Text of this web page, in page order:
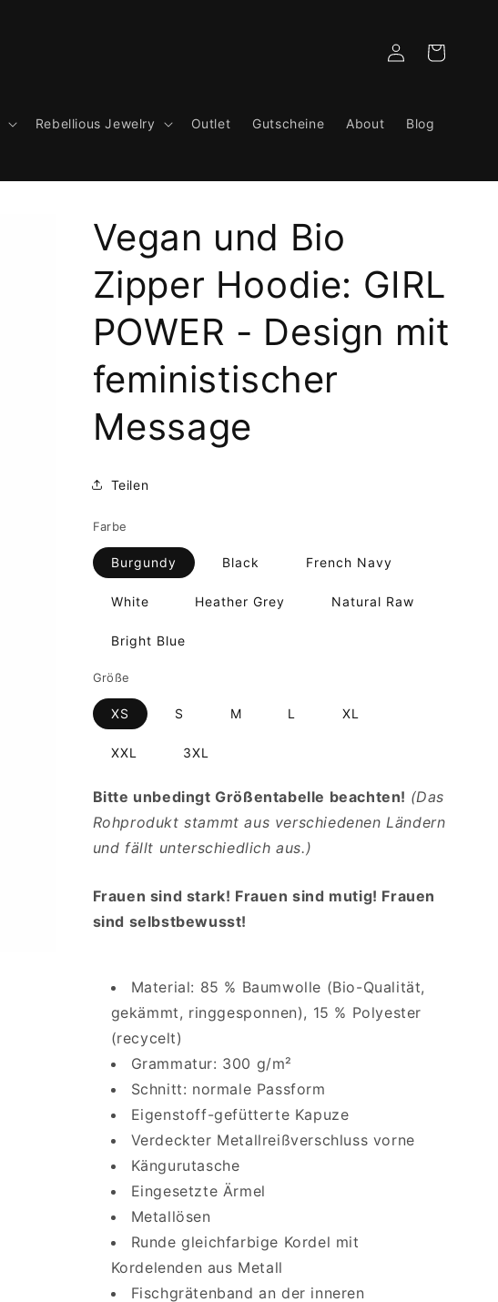
Rebellious Jewelry Outlet Gutscheine About Blog
Log
in
Cart
Vegan und Bio
Zipper Hoodie: GIRL
POWER - Design mit
feministischer
Message
Teilen
Farbe
Burgundy Black French Navy
White Heather Grey Natural Raw
Bright Blue
Größe
XS S M L XL
XXL 3XL
Bitte unbedingt Größentabelle beachten! (Das
Rohprodukt stammt aus verschiedenen Ländern
und fällt unterschiedlich aus.)
Frauen sind stark! Frauen sind mutig! Frauen
sind selbstbewusst!
Material: 85 % Baumwolle (Bio-Qualität,
gekämmt, ringgesponnen), 15 % Polyester
(recycelt)
Grammatur: 300 g/m²
Schnitt: normale Passform
Eigenstoff-gefütterte Kapuze
Verdeckter Metallreißverschluss vorne
Kängurutasche
Eingesetzte Ärmel
Metallösen
Runde gleichfarbige Kordel mit
Kordelenden aus Metall
Fischgrätenband an der inneren